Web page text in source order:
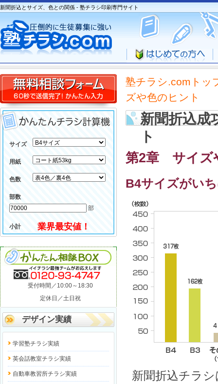
新聞折込とサイズ、色との関係 - 塾チラシ印刷専門サイト
塾チラシ.comトッ
ズや色のヒント
新聞折込
ト
第2章 サイズ
B4サイズがい
新聞折込チラ
サイズ
用紙
色数
部数
部
小計 業界最安値！
受付時間／10:00～18:30
定休日／土日祝
デザイン実績
学習塾チラシ実績
英会話教室チラシ実績
自動車教習所チラシ実績